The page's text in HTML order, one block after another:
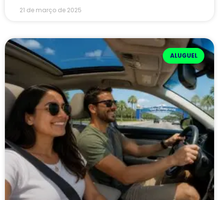
21 de março de 2025
ALUGUEL